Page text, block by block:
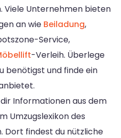
Viele Unternehmen bieten
an wie Beiladung,
Service,
-Verleih. Überlege
benötigst und finde ein
Informationen aus dem
Umzugslexikon des
Dort findest du nützliche